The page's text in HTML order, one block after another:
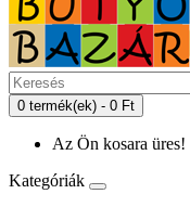
0 termék(ek) - 0 Ft
Az Ön kosara üres!
Kategóriák